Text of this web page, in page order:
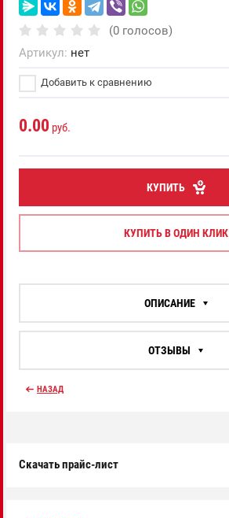
Скачать прайс-лист
(0 голосов)
Артикул: нет
Добавить к сравнению
0.00 руб.
КУПИТЬ
КУПИТЬ В ОДИН КЛИК
ОПИСАНИЕ
ОТЗЫВЫ
НАЗАД